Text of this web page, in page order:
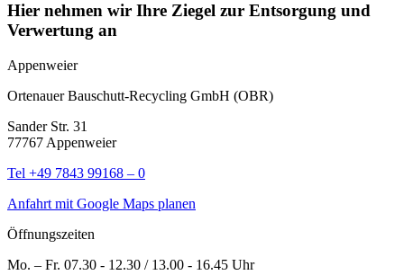
Hier nehmen wir Ihre Ziegel zur Entsorgung und
Verwertung an
Appenweier
Ortenauer Bauschutt-Recycling GmbH (OBR)
Sander Str. 31
77767 Appenweier
Tel +49 7843 99168 – 0
Anfahrt mit Google Maps planen
Öffnungszeiten
Mo. – Fr. 07.30 - 12.30 / 13.00 - 16.45 Uhr